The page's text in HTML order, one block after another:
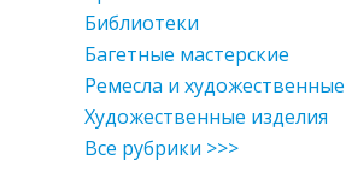
Библиотеки
Багетные мастерские
Ремесла и
Художественные изделия
Все рубрики >>>